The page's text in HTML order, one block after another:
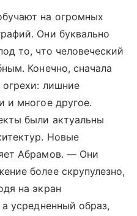
на огромных
Они буквально
то, что человеческий
Конечно, сначала
огрехи: лишние
и многое другое.
были актуальны
Новые
Абрамов. — Они
более скрупулезно,
на экран
усредненный образ,